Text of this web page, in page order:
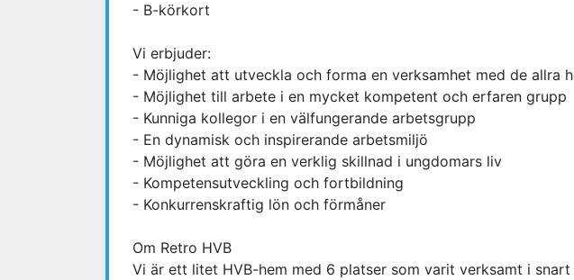
- B-körkort
Vi erbjuder:
- Möjlighet att utveckla och forma en verksamhet med de allra
- Möjlighet till arbete i en mycket kompetent och erfaren grupp
- Kunniga kollegor i en välfungerande arbetsgrupp
- En dynamisk och inspirerande arbetsmiljö
- Möjlighet att göra en verklig skillnad i ungdomars liv
- Kompetensutveckling och fortbildning
- Konkurrenskraftig lön och förmåner
Om Retro HVB
Vi är ett litet HVB-hem med 6 platser som varit verksamt i